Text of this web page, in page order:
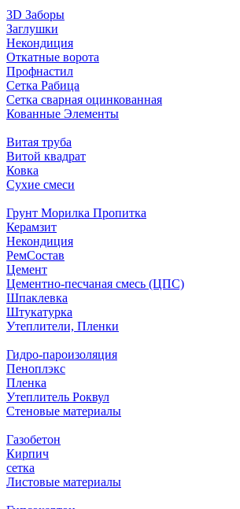
3D Заборы
Заглушки
Некондиция
Откатные ворота
Профнастил
Сетка Рабица
Сетка сварная оцинкованная
Кованные Элементы
Витая труба
Витой квадрат
Ковка
Сухие смеси
Грунт Морилка Пропитка
Керамзит
Некондиция
РемСостав
Цемент
Цементно-песчаная смесь (ЦПС)
Шпаклевка
Штукатурка
Утеплители, Пленки
Гидро-пароизоляция
Пеноплэкс
Пленка
Утеплитель Роквул
Стеновые материалы
Газобетон
Кирпич
сетка
Листовые материалы